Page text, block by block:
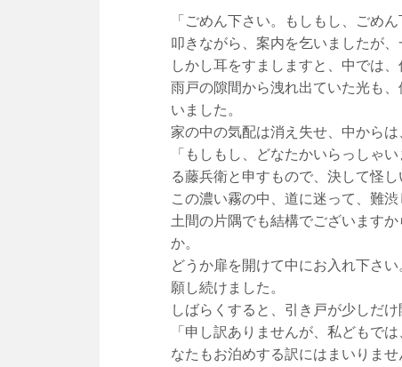
「ごめん下さい。もしもし、ごめ
叩きながら、案内を乞いましたが
しかし耳をすましますと、中では
雨戸の隙間から洩れ出ていた光も
いました。
家の中の気配は消え失せ、中からは
「もしもし、どなたかいらっしゃ
る藤兵衛と申すもので、決して怪し
この濃い霧の中、道に迷って、難渋
土間の片隅でも結構でございます
か。
どうか扉を開けて中にお入れ下さ
願し続けました。
しばらくすると、引き戸が少しだ
「申し訳ありませんが、私どもで
なたもお泊めする訳にはまいりま